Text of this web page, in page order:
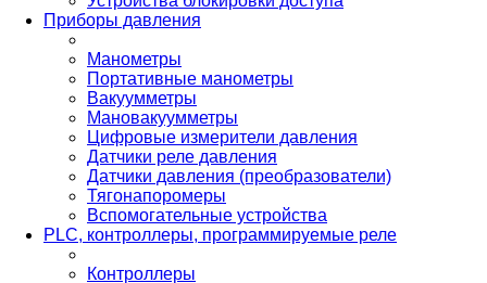
Приборы давления
Манометры
Портативные манометры
Вакуумметры
Мановакуумметры
Цифровые измерители давления
Датчики реле давления
Датчики давления (преобразователи)
Тягонапоромеры
Вспомогательные устройства
PLС, контроллеры, программируемые реле
Контроллеры